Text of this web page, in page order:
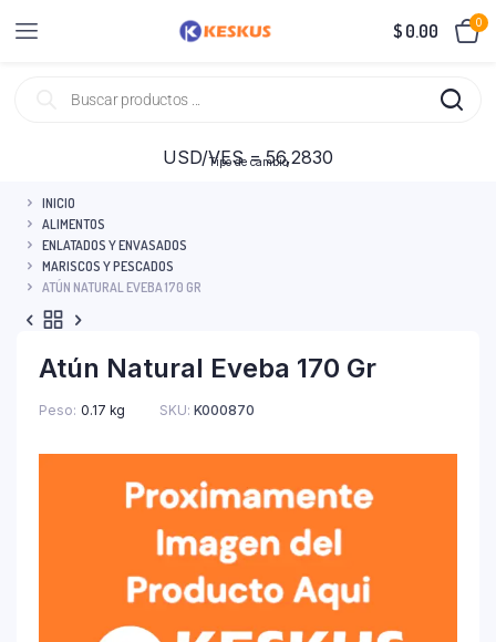
$ 0.00 0
Tipo de cambio
USD/VES = 56,2830
INICIO
ALIMENTOS
ENLATADOS Y ENVASADOS
MARISCOS Y PESCADOS
ATÚN NATURAL EVEBA 170 GR
Atún Natural Eveba 170 Gr
Peso 0.17 kg SKU: K000870